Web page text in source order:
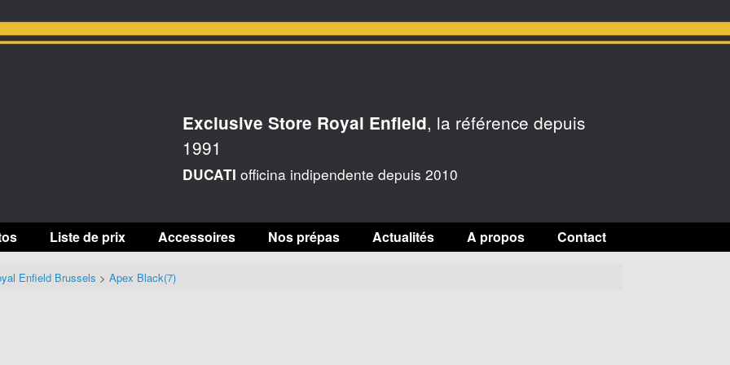
Exclusive Store Royal Enfield, la référence depuis
1991
DUCATI officina indipendente depuis 2010
Liste de prix Accessoires Nos prépas Actualités A propos Contact
Enfield Brussels > Apex Black(7)